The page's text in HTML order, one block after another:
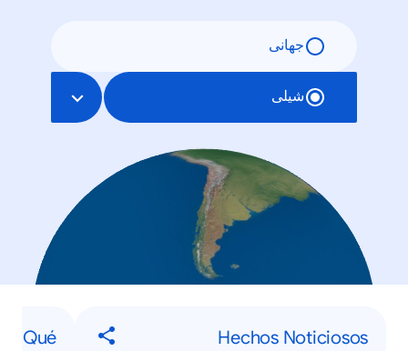
جهانی
شیلی
Hechos Noticiosos
Qué...